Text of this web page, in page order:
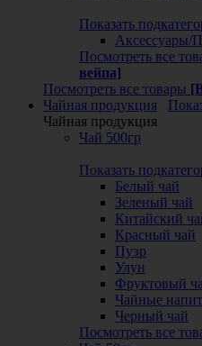
Показать
Аксессуары/
Посмотреть все
вейпа]
Посмотреть все товары
Чайная продукция
Чайная продукция
Чай 500гр
Показать
Белый чай
Зеленый чай
Китайский
Красный чай
Пуэр
Улун
Фруктовый
Чайные
Черный чай
Посмотреть все